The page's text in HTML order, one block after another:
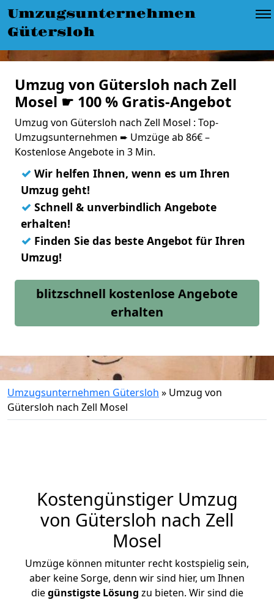
Umzugsunternehmen
Gütersloh
Umzug von Gütersloh nach Zell
Mosel ☛ 100 % Gratis-Angebot
Umzug von Gütersloh nach Zell Mosel : Top-
Umzugsunternehmen ➨ Umzüge ab 86€ –
Kostenlose Angebote in 3 Min.
✓ Wir helfen Ihnen, wenn es um Ihren
Umzug geht!
✓ Schnell & unverbindlich Angebote
erhalten!
✓ Finden Sie das beste Angebot für Ihren
Umzug!
blitzschnell kostenlose Angebote
erhalten
Umzugsunternehmen Gütersloh » Umzug von
Gütersloh nach Zell Mosel
Kostengünstiger Umzug
von Gütersloh nach Zell
Mosel
Umzüge können mitunter recht kostspielig sein,
aber keine Sorge, denn wir sind hier, um Ihnen
diegünstigste Lösung zu bieten. Wir sind die